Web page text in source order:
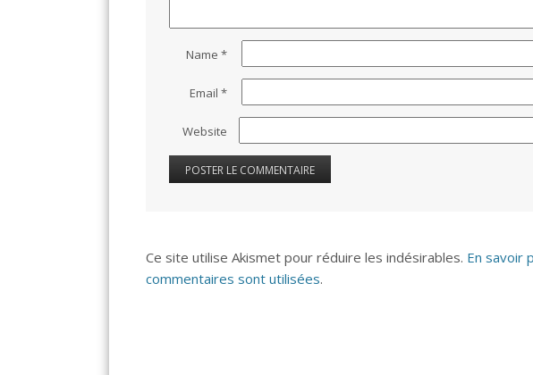
Name*
Email*
Website
Ce site utilise Akismet pour réduire les indésirables. En savoir
commentaires sont utilisées.